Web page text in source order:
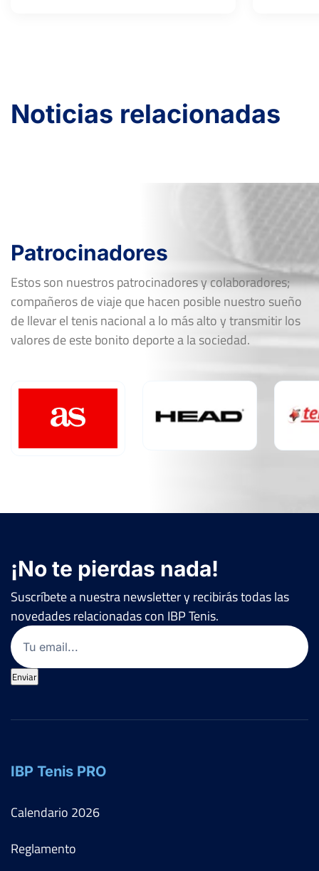
Noticias relacionadas
Patrocinadores
Estos son nuestros patrocinadores y colaboradores;
compañeros de viaje que hacen posible nuestro sueño
de llevar el tenis nacional a lo más alto y transmitir los
valores de este bonito deporte a la sociedad.
¡No te pierdas nada!
Suscríbete a nuestra newsletter y recibirás todas las
novedades relacionadas con IBP Tenis.
Email
Enviar
IBP Tenis PRO
Calendario 2026
Reglamento